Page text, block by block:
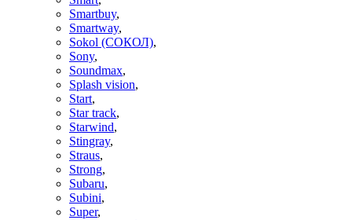
Smartbuy,
Smartway,
Sokol (СОКОЛ),
Sony,
Soundmax,
Splash vision,
Start,
Star track,
Starwind,
Stingray,
Straus,
Strong,
Subaru,
Subini,
Super,